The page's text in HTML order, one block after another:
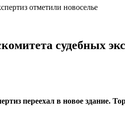
отметили новоселье
судебных
переехал в новое здание.